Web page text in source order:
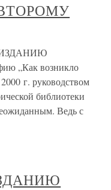
„Как возникло
г. руководством
библиотеки
Ведь с